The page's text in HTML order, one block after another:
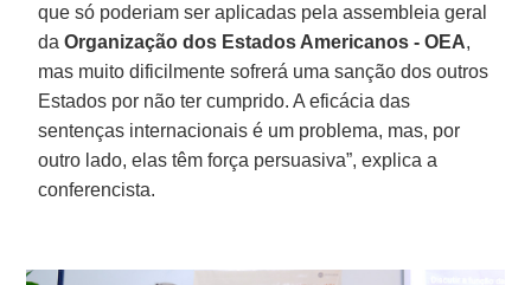
que só poderiam ser aplicadas pela assembleia geral
daOrganização dos Estados Americanos - OEA,
mas muito dificilmente sofrerá uma sanção dos outros
Estados por não ter cumprido. A eficácia das
sentenças internacionais é um problema, mas, por
outro lado, elas têm força persuasiva”, explica a
conferencista.